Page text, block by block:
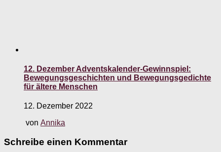
12. Dezember Adventskalender-Gewinnspiel:
Bewegungsgeschichten und Bewegungsgedichte
für ältere Menschen
12. Dezember 2022
von Annika
Schreibe einen Kommentar